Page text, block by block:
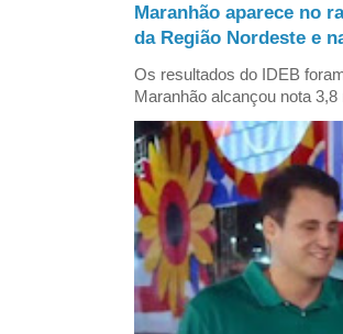
Maranhão aparece no
da Região Nordeste e
Os resultados do IDEB
Maranhão alcançou nota